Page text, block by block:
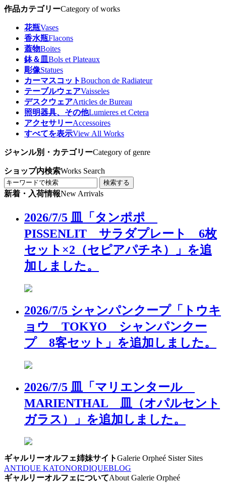
作品カテゴリーCategory of works
花瓶Vases
香水瓶Flacons
蓋物Boites
鉢＆皿 Bols et Plateaux
彫像Statues
カーマスコットBouchon de Radiateur
テーブルウェアVaisseles
デスクウェアArticles de Bureau
照明器具、その他Lumieres et Cetera
アクセサリーAccessoires
すべてを表示View All Works
ジャンル別・カテゴリーCategory of genre
ショップ内検索Works Search
検索する
新着・入荷情報New Arrivals
2026/7/5 皿「タンポポ
PISSENLIT サラダプレート 6枚
セット×2（セピアパチネ）」を追
加しました。
2026/7/5 シャンパンクープ「トウキ
ョウ TOKYO シャンパンクー
プ 8客セット」を追加しました。
2026/7/5 皿「マリエンタール
MARIENTHAL 皿（オパルセント
ガラス）」を追加しました。
ギャルリーオルフェ姉妹サイトGalerie Orpheé Sister Sites
ANTIQUE KATONORDIQUEBLOG
ギャルリーオルフェについてAbout Galerie Orpheé